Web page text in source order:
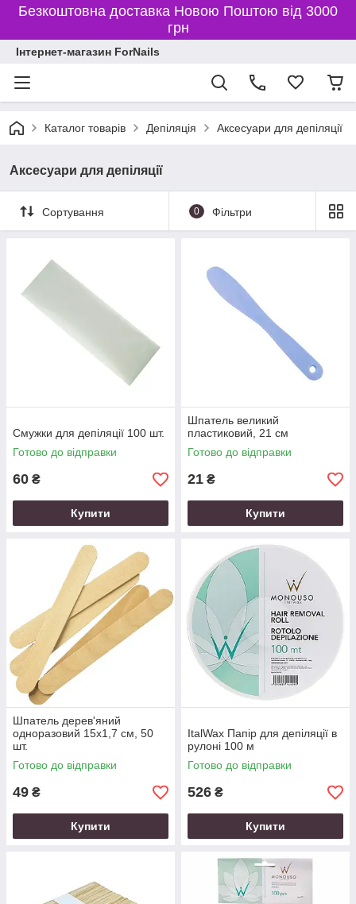
Безкоштовна доставка Новою Поштою від 3000
грн
Інтернет-магазин ForNails
Каталог товарів Депіляція Аксесуари для депіляції
Аксесуари для депіляції
Сортування 0 Фільтри
Смужки для депіляції 100 шт.
Готово до відправки
60 ₴
Купити
Шпатель великий
пластиковий, 21 см
Готово до відправки
21 ₴
Купити
Шпатель дерев'яний
одноразовий 15х1,7 см, 50
шт.
Готово до відправки
49 ₴
Купити
ItalWax Папір для депіляції в
рулоні 100 м
Готово до відправки
526 ₴
Купити